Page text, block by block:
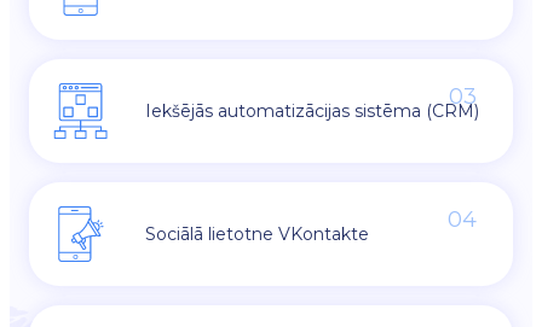
03
Iekšējās automatizācijas sistēma (CRM)
04
Sociālā lietotne VKontakte